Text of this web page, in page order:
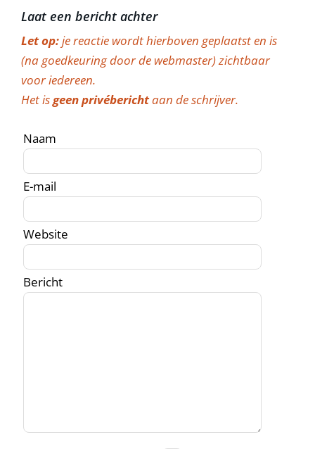
Laat een bericht achter
Let op:je reactie wordt hierboven geplaatst en is
(na goedkeuring door de webmaster) zichtbaar
voor iedereen.
Het isgeen privéberichtaan de schrijver.
Naam
E-mail
Website
Bericht